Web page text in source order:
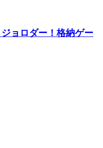
ョロダー！格納ゲー